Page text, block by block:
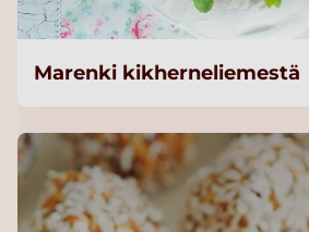
Marenki kikherneliemestä